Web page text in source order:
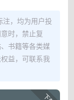
注，均为用户投
时，禁止复
书籍等各类媒
益，可联系我